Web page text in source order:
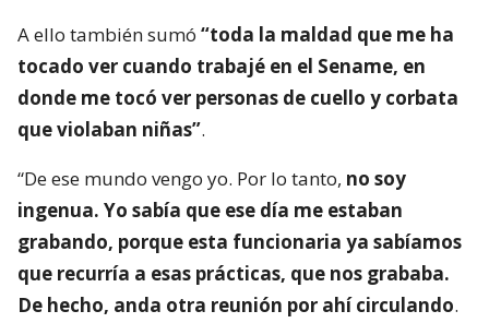
A ello también sumó “toda la maldad que me ha
tocado ver cuando trabajé en el Sename, en
donde me tocó ver personas de cuello y corbata
que violaban niñas”.
“De ese mundo vengo yo. Por lo tanto, no soy
ingenua. Yo sabía que ese día me estaban
grabando, porque esta funcionaria ya sabíamos
que recurría a esas prácticas, que nos grababa.
De hecho, anda otra reunión por ahí circulando.